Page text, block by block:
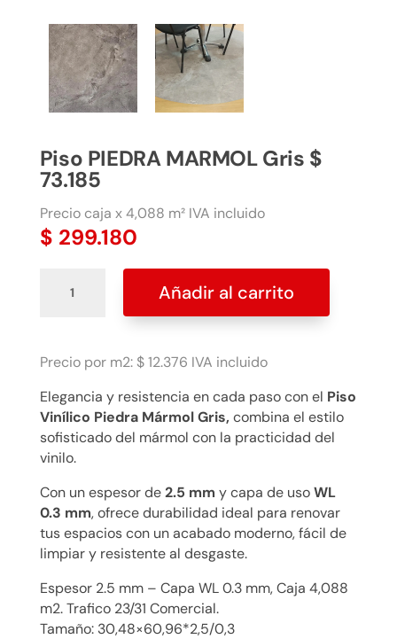
Piso PIEDRA MARMOL Gris $
73.185
Precio caja x 4,088 m² IVA incluido
$ 299.180
PIEDRA
$
cantidad
Añadir al carrito
Precio por m2: $ 12.376 IVA incluido
Elegancia y resistencia en cada paso con el Piso
Vinílico Piedra Mármol Gris, combina el estilo
sofisticado del mármol con la practicidad del
vinilo.
Con un espesor de2.5 mm y capa de usoWL
0.3 mm, ofrece durabilidad ideal para renovar
tus espacios con un acabado moderno, fácil de
limpiar y resistente al desgaste.
Espesor 2.5 mm – Capa WL 0.3 mm, Caja 4,088
m2. Trafico 23/31 Comercial.
Tamaño: 30,48×60,96*2,5/0,3